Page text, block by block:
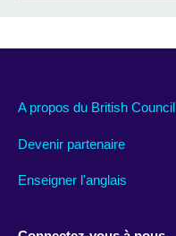
A propos du British Council
Devenir partenaire
Enseigner l'anglais